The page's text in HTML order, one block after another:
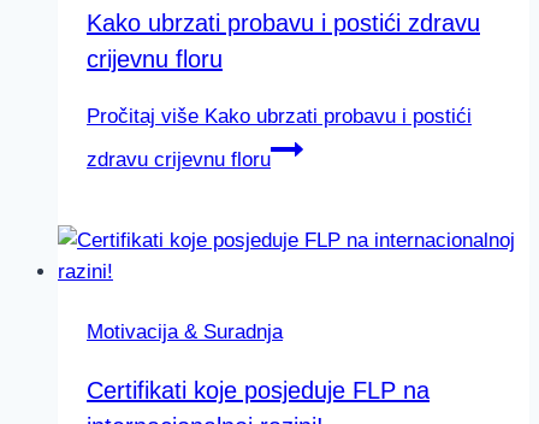
Kako ubrzati probavu i postići zdravu
crijevnu floru
Pročitaj više Kako ubrzati probavu i postići
zdravu crijevnu floru
Motivacija & Suradnja
Certifikati koje posjeduje FLP na